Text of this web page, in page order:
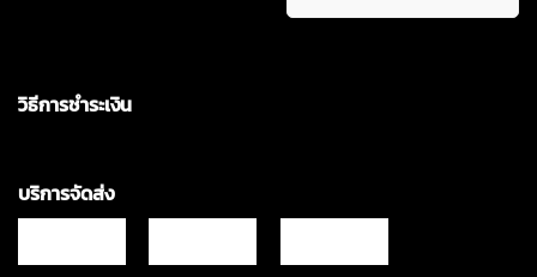
วิธีการชำระเงิน
บริการจัดส่ง